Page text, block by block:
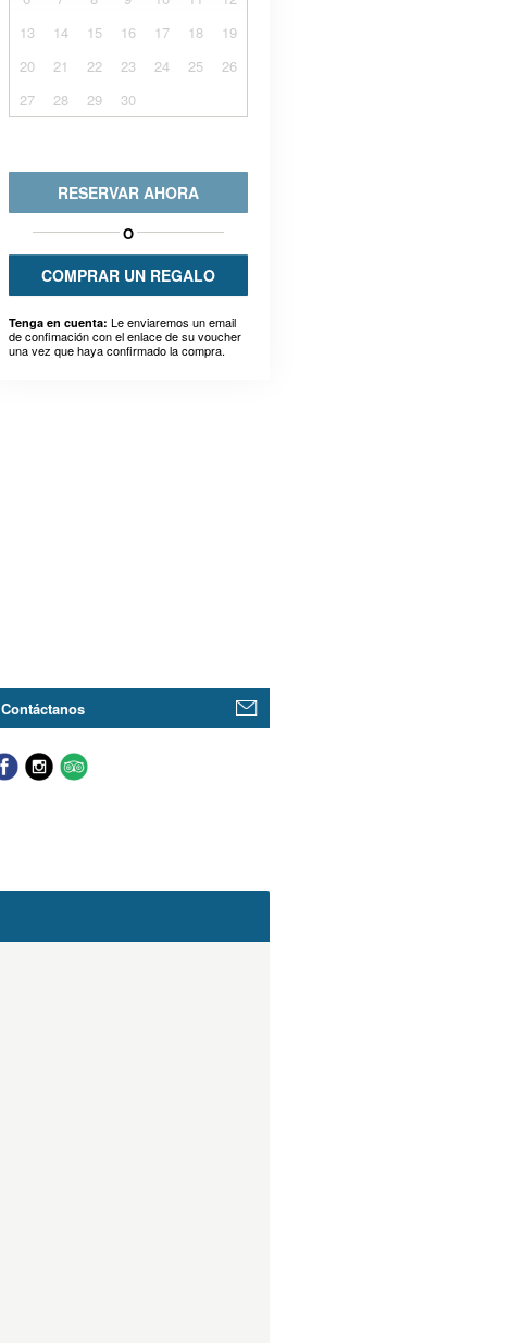
13
14 15 16 17 18
19
20
21 22 23 24 25
26
27
28 29 30
RESERVAR AHORA
O
COMPRAR UN REGALO
Tenga en cuenta: Le enviaremos un email
de confimación con el enlace de su voucher
una vez que haya confirmado la compra.
Contáctanos